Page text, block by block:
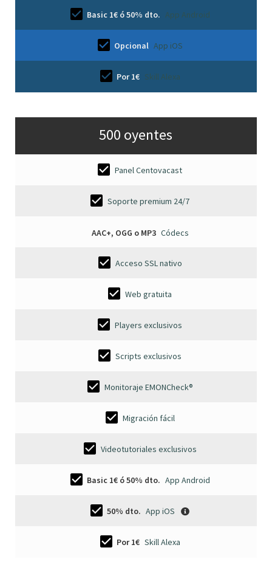
Basic 1€ ó 50% dto. App Android
Opcional App iOS
Por 1€ Skill Alexa
500 oyentes
Panel Centovacast
Soporte premium 24/7
AAC+, OGG o MP3 Códecs
Acceso SSL nativo
Web gratuita
Players exclusivos
Scripts exclusivos
Monitoraje EMONCheck®
Migración fácil
Videotutoriales exclusivos
Basic 1€ ó 50% dto. App Android
50% dto. App iOS
Por 1€ Skill Alexa